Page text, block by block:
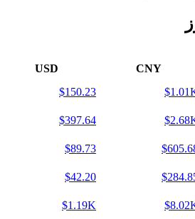
CNY
USD
$150.23
$397.64
$89.73
$42.20
$1.19K